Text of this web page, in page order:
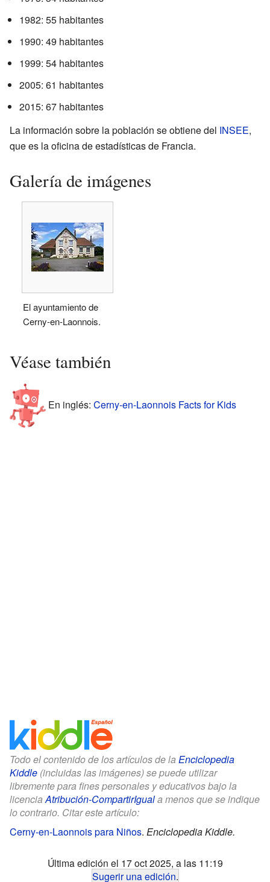
1982: 55 habitantes
1990: 49 habitantes
1999: 54 habitantes
2005: 61 habitantes
2015: 67 habitantes
La información sobre la población se obtiene del INSEE,
que es la oficina de estadísticas de Francia.
Galería de imágenes
El ayuntamiento de
Cerny-en-Laonnois.
Véase también
En inglés: Cerny-en-Laonnois Facts for Kids
Todo el contenido de los artículos de la Enciclopedia
Kiddle (incluidas las imágenes) se puede utilizar
libremente para fines personales y educativos bajo la
licenciaAtribución-CompartirIguala menos que se indique
lo contrario. Citar este artículo:
Cerny-en-Laonnois para Niños. Enciclopedia Kiddle.
Última edición el 17 oct 2025, a las 11:19
Sugerir una edición.